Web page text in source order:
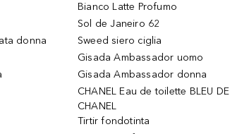
donna
Bianco Latte Profumo
Sol de Janeiro 62
Sweed siero ciglia
Gisada Ambassador uomo
Gisada Ambassador donna
CHANEL Eau de toilette BLEU DE
CHANEL
Tirtir fondotinta